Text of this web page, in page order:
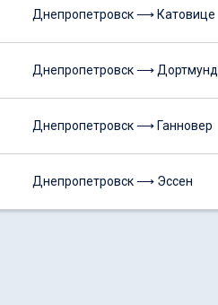
Днепропетровск ⟶ Катовице
Днепропетровск ⟶ Дортмунд
Днепропетровск ⟶ Ганновер
Днепропетровск ⟶ Эссен